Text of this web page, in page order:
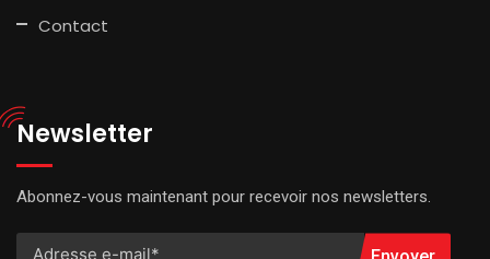
Contact
Newsletter
Abonnez-vous maintenant pour recevoir nos newsletters.